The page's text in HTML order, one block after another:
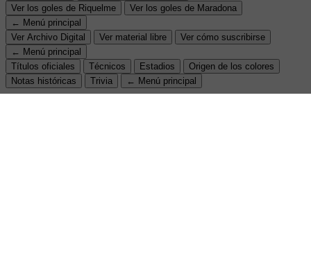
Ver los goles de Riquelme
Ver los goles de Maradona
← Menú principal
Ver Archivo Digital
Ver material libre
Ver cómo suscribirse
← Menú principal
Títulos oficiales
Técnicos Estadios
Origen de los colores
Notas históricas
Trivia ← Menú principal